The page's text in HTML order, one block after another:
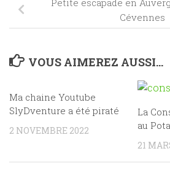
Cévennes
VOUS AIMEREZ AUSSI...
Ma chaine Youtube
SlyDventure a été piraté
2 NOVEMBRE 2022
La
au
21